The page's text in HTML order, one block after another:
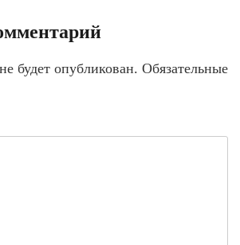
будет опубликован. Обязательные